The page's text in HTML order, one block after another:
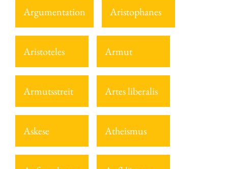
Argumentation Aristophanes
Aristoteles Armut
Armutsstreit Artes liberalis
Askese Atheismus